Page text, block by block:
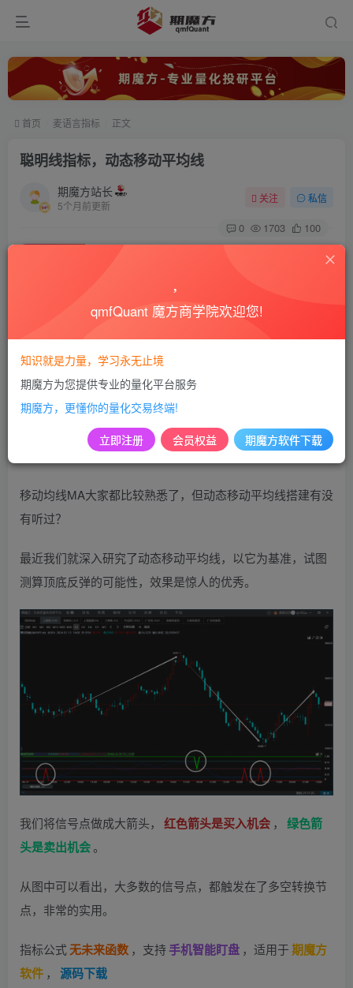
首页 麦语言指标 正文
聪明线指标，动态移动平均线
期魔方站长
5个月前更新
关注 私信
0 1703 100
此内容为付费资源，请付费后查看
99
黄金会员免费
已售 5115
魔方出品，必属精品。
移动均线MA大家都比较熟悉了，但动态移动平均线搭建有没
有听过？
最近我们就深入研究了动态移动平均线，以它为基准，试图
测算顶底反弹的可能性，效果是惊人的优秀。
我们将信号点做成大箭头， 红色箭头是买入机会 ，
绿色箭
头是卖出机会。
从图中可以看出，大多数的信号点，都触发在了多空转换节
点，非常的实用。
指标公式无未来函数 ，支持手机智能盯盘 ，适用于期魔方
软件 ， 源码下载
qmfQuant 魔方商学院欢迎您!
知识就是力量，学习永无止境
期魔方为您提供专业的量化平台服务
期魔方，更懂你的量化交易终端!
立即注册 会员权益 期魔方软件下载